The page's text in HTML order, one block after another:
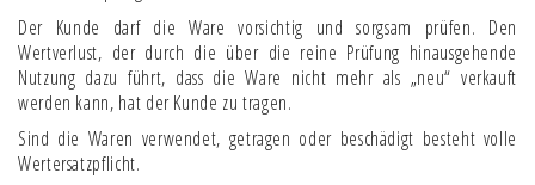
Der Kunde darf die Ware vorsichtig und sorgsam prüfen. Den
Wertverlust, der durch die über die reine Prüfung hinausgehende
Nutzung dazu führt, dass die Ware nicht mehr als „neu“ verkauft
werden kann, hat der Kunde zu tragen.
Sind die Waren verwendet, getragen oder beschädigt besteht volle
Wertersatzpflicht.